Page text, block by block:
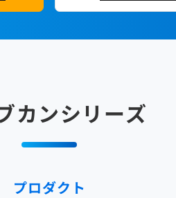
カンシリーズ
プロダクト